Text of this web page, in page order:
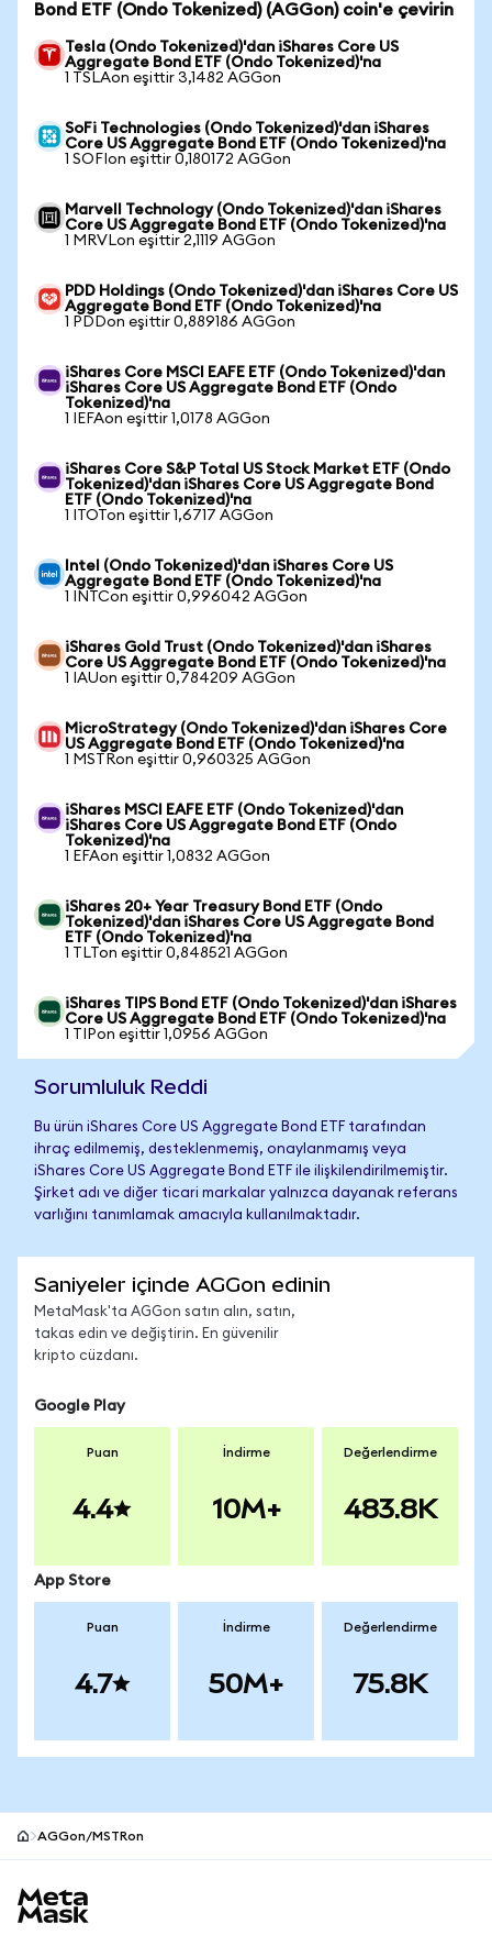
Bond ETF (Ondo Tokenized) (AGGon) coin'e çevirin
Tesla (Ondo Tokenized)'dan iShares Core US
Aggregate Bond ETF (Ondo Tokenized)'na
1 TSLAon eşittir 3,1482 AGGon
SoFi Technologies (Ondo Tokenized)'dan iShares
Core US Aggregate Bond ETF (Ondo Tokenized)'na
1 SOFIon eşittir 0,180172 AGGon
Marvell Technology (Ondo Tokenized)'dan iShares
Core US Aggregate Bond ETF (Ondo Tokenized)'na
1 MRVLon eşittir 2,1119 AGGon
PDD Holdings (Ondo Tokenized)'dan iShares Core US
Aggregate Bond ETF (Ondo Tokenized)'na
1 PDDon eşittir 0,889186 AGGon
iShares Core MSCI EAFE ETF (Ondo Tokenized)'dan
iShares Core US Aggregate Bond ETF (Ondo
Tokenized)'na
1 IEFAon eşittir 1,0178 AGGon
iShares Core S&P Total US Stock Market ETF (Ondo
Tokenized)'dan iShares Core US Aggregate Bond
ETF (Ondo Tokenized)'na
1 ITOTon eşittir 1,6717 AGGon
Intel (Ondo Tokenized)'dan iShares Core US
Aggregate Bond ETF (Ondo Tokenized)'na
1 INTCon eşittir 0,996042 AGGon
iShares Gold Trust (Ondo Tokenized)'dan iShares
Core US Aggregate Bond ETF (Ondo Tokenized)'na
1 IAUon eşittir 0,784209 AGGon
MicroStrategy (Ondo Tokenized)'dan iShares Core
US Aggregate Bond ETF (Ondo Tokenized)'na
1 MSTRon eşittir 0,960325 AGGon
iShares MSCI EAFE ETF (Ondo Tokenized)'dan
iShares Core US Aggregate Bond ETF (Ondo
Tokenized)'na
1 EFAon eşittir 1,0832 AGGon
iShares 20+ Year Treasury Bond ETF (Ondo
Tokenized)'dan iShares Core US Aggregate Bond
ETF (Ondo Tokenized)'na
1 TLTon eşittir 0,848521 AGGon
iShares TIPS Bond ETF (Ondo Tokenized)'dan iShares
Core US Aggregate Bond ETF (Ondo Tokenized)'na
1 TIPon eşittir 1,0956 AGGon
Sorumluluk Reddi
Bu ürün iShares Core US Aggregate Bond ETF tarafından
ihraç edilmemiş, desteklenmemiş, onaylanmamış veya
iShares Core US Aggregate Bond ETF ile ilişkilendirilmemiştir.
Şirket adı ve diğer ticari markalar yalnızca dayanak referans
varlığını tanımlamak amacıyla kullanılmaktadır.
Saniyeler içinde AGGon edinin
MetaMask'ta AGGon satın alın, satın,
takas edin ve değiştirin. En güvenilir
kripto cüzdanı.
Google Play
Puan
4.4
İndirme
10M+
Değerlendirme
483.8K
App Store
Puan
4.7
İndirme
50M+
Değerlendirme
75.8K
AGGon/MSTRon